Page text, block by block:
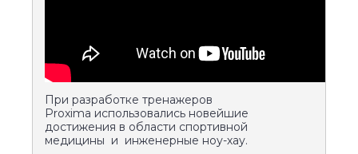
При разработке тренажеров
Proxima использовались новейшие
достижения в области спортивной
медицины и инженерные ноу-хау.